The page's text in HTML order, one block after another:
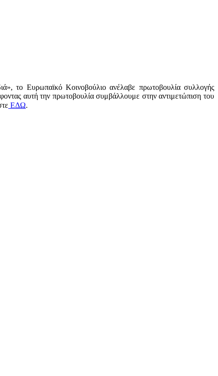
το Ευρωπαϊκό Κοινοβούλιο ανέλαβε πρωτοβουλία συλλογής
αυτή την πρωτοβουλία συμβάλλουμε στην αντιμετώπιση του
ΕΔΩ.